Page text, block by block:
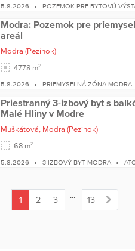
5.8.2026 POZEMOK PRE BYTOVÚ
Modra: Pozemok pre
areál
Modra (Pezinok)
4778 m2
5.8.2026 PRIEMYSELNÁ ZÓNA MODRA
Priestranný 3-izbový byt s
Malé Hliny v Modre
Muškátová, Modra (Pezinok)
68 m2
5.8.2026 3 IZBOVÝ BYT MODRA
1
2 3 ... 13